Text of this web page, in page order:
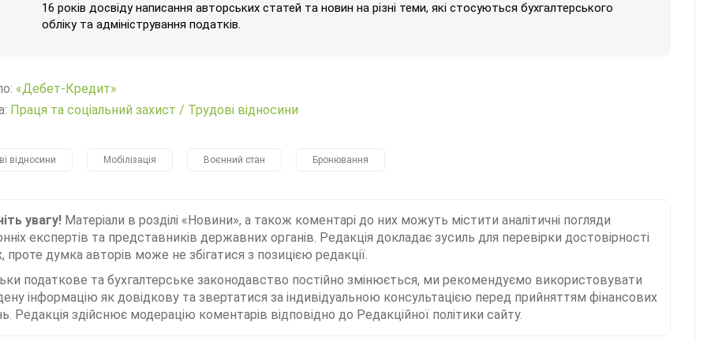
16 років досвіду написання авторських статей та новин на різні теми, які стосуються бухгалтерського
обліку та адміністрування податків.
«Дебет-Кредит»
Праця та соціальний захист / Трудові відносини
відносини Мобілізація Воєнний стан Бронювання
увагу! Матеріали в розділі «Новини», а також коментарі до них можуть містити аналітичні погляди
експертів та представників державних органів. Редакція докладає зусиль для перевірки достовірності
проте думка авторів може не збігатися з позицією редакції.
податкове та бухгалтерське законодавство постійно змінюється, ми рекомендуємо використовувати
інформацію як довідкову та звертатися за індивідуальною консультацією перед прийняттям фінансових
Редакція здійснює модерацію коментарів відповідно до Редакційної політики сайту.